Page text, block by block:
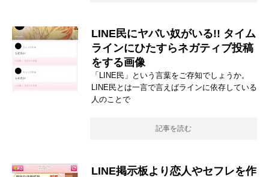
LINE民にヤバい奴がいる!! タイム
ラインにひたすらネガティブ投稿
をする画像
「LINE民」という言葉をご存知でしょうか。
LINE民とは一言で言えばラインに依存している
人のことで
記事を読む
LINE掲示板より恋人やセフレを作